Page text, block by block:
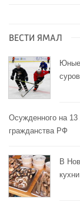
ВЕСТИ ЯМАЛ
Юные
Осужденного на 13
гражданства РФ
В
кухни